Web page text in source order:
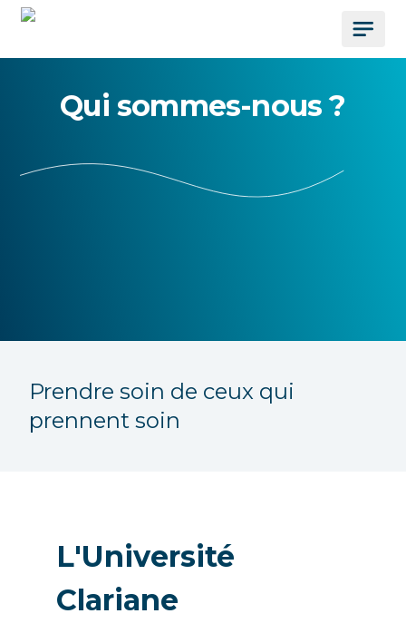
Qui sommes-nous ?
Prendre soin de ceux qui
prennent soin
L'Université
Clariane